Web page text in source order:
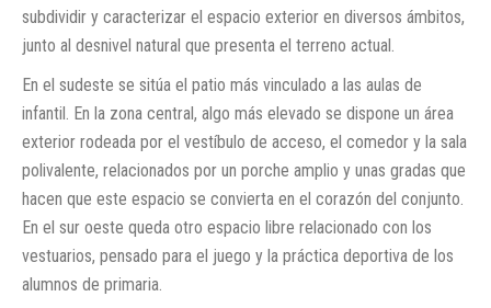
subdividir y caracterizar el espacio exterior en diversos ámbitos,
junto al desnivel natural que presenta el terreno actual.
En el sudeste se sitúa el patio más vinculado a las aulas de
infantil. En la zona central, algo más elevado se dispone un área
exterior rodeada por el vestíbulo de acceso, el comedor y la sala
polivalente, relacionados por un porche amplio y unas gradas que
hacen que este espacio se convierta en el corazón del conjunto.
En el sur oeste queda otro espacio libre relacionado con los
vestuarios, pensado para el juego y la práctica deportiva de los
alumnos de primaria.